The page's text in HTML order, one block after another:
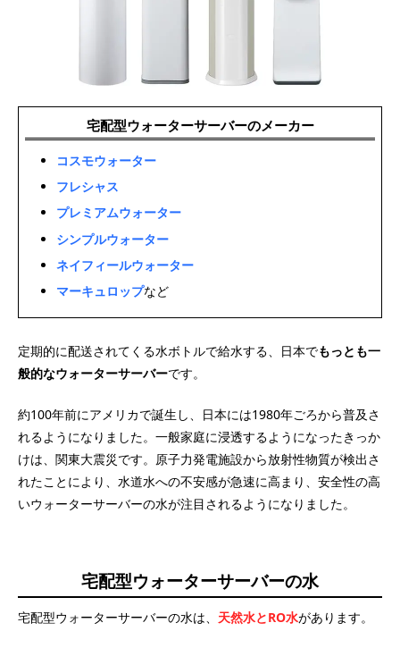
宅配型ウォーターサーバーのメーカー
コスモウォーター
フレシャス
プレミアムウォーター
シンプルウォーター
ネイフィールウォーター
マーキュロップなど
定期的に配送されてくる水ボトルで給水する、日本でもっとも一
般的なウォーターサーバーです。
約100年前にアメリカで誕生し、日本には1980年ごろから普及さ
れるようになりました。一般家庭に浸透するようになったきっか
けは、関東大震災です。原子力発電施設から放射性物質が検出さ
れたことにより、水道水への不安感が急速に高まり、安全性の高
いウォーターサーバーの水が注目されるようになりました。
宅配型ウォーターサーバーの水
宅配型ウォーターサーバーの水は、 天然水とRO水があります。